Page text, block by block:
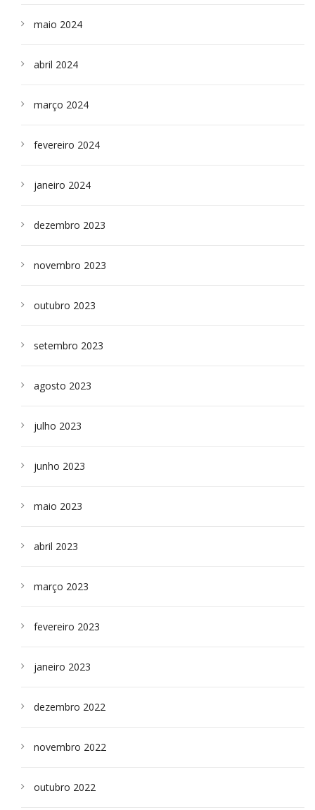
maio 2024
abril 2024
março 2024
fevereiro 2024
janeiro 2024
dezembro 2023
novembro 2023
outubro 2023
setembro 2023
agosto 2023
julho 2023
junho 2023
maio 2023
abril 2023
março 2023
fevereiro 2023
janeiro 2023
dezembro 2022
novembro 2022
outubro 2022